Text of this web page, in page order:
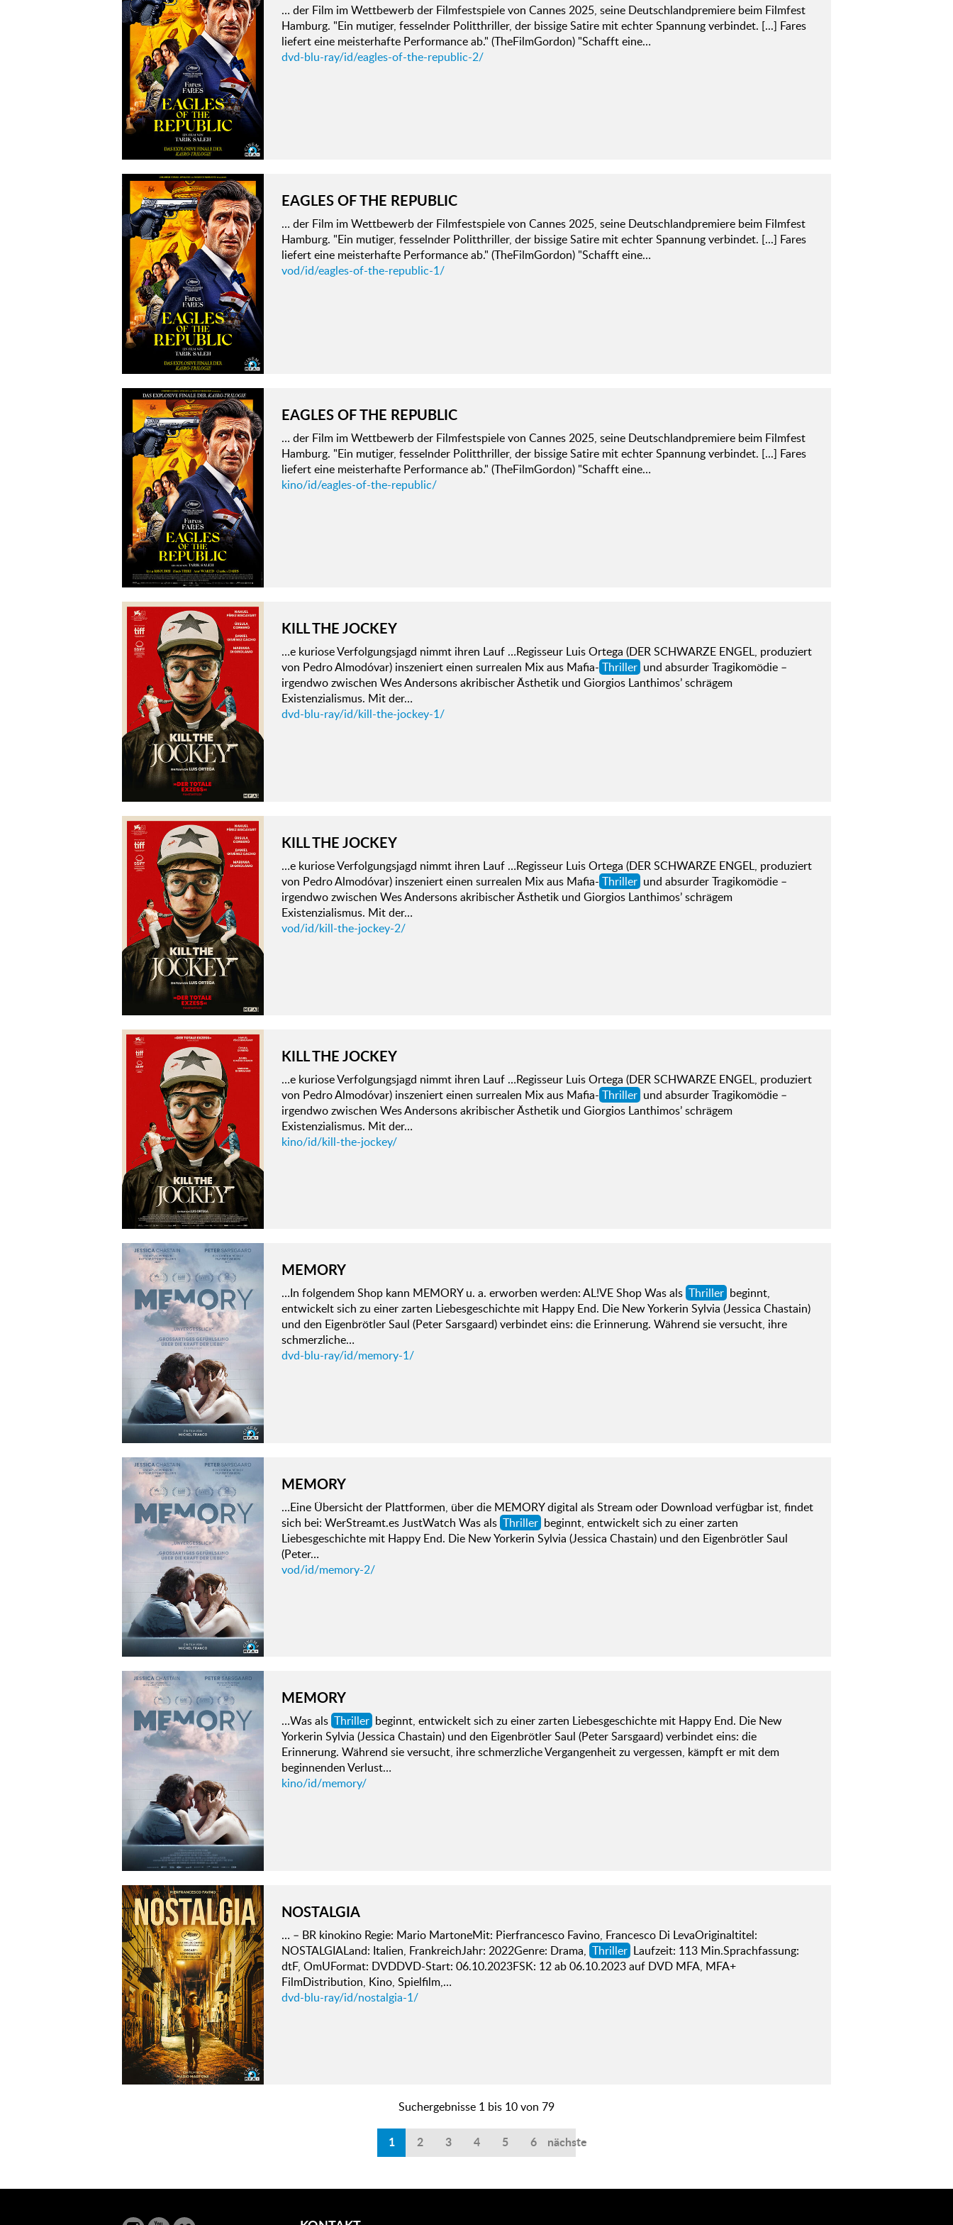
… der Film im Wettbewerb der Filmfestspiele von Cannes 2025, seine Deutschlandpremiere beim Filmfest
Hamburg. "Ein mutiger, fesselnder Politthriller, der bissige Satire mit echter Spannung verbindet. [...] Fares
liefert eine meisterhafte Performance ab." (TheFilmGordon) "Schafft eine…
dvd-blu-ray/id/eagles-of-the-republic-2/
EAGLES OF THE REPUBLIC
… der Film im Wettbewerb der Filmfestspiele von Cannes 2025, seine Deutschlandpremiere beim Filmfest
Hamburg. "Ein mutiger, fesselnder Politthriller, der bissige Satire mit echter Spannung verbindet. [...] Fares
liefert eine meisterhafte Performance ab." (TheFilmGordon) "Schafft eine…
vod/id/eagles-of-the-republic-1/
EAGLES OF THE REPUBLIC
… der Film im Wettbewerb der Filmfestspiele von Cannes 2025, seine Deutschlandpremiere beim Filmfest
Hamburg. "Ein mutiger, fesselnder Politthriller, der bissige Satire mit echter Spannung verbindet. [...] Fares
liefert eine meisterhafte Performance ab." (TheFilmGordon) "Schafft eine…
kino/id/eagles-of-the-republic/
KILL THE JOCKEY
…e kuriose Verfolgungsjagd nimmt ihren Lauf …Regisseur Luis Ortega (DER SCHWARZE ENGEL, produziert
von Pedro Almodóvar) inszeniert einen surrealen Mix aus Mafia- Thriller und absurder Tragikomödie –
irgendwo zwischen Wes Andersons akribischer Ästhetik und Giorgios Lanthimos’ schrägem
Existenzialismus. Mit der…
dvd-blu-ray/id/kill-the-jockey-1/
KILL THE JOCKEY
…e kuriose Verfolgungsjagd nimmt ihren Lauf …Regisseur Luis Ortega (DER SCHWARZE ENGEL, produziert
von Pedro Almodóvar) inszeniert einen surrealen Mix aus Mafia- Thriller und absurder Tragikomödie –
irgendwo zwischen Wes Andersons akribischer Ästhetik und Giorgios Lanthimos’ schrägem
Existenzialismus. Mit der…
vod/id/kill-the-jockey-2/
KILL THE JOCKEY
…e kuriose Verfolgungsjagd nimmt ihren Lauf …Regisseur Luis Ortega (DER SCHWARZE ENGEL, produziert
von Pedro Almodóvar) inszeniert einen surrealen Mix aus Mafia- Thriller und absurder Tragikomödie –
irgendwo zwischen Wes Andersons akribischer Ästhetik und Giorgios Lanthimos’ schrägem
Existenzialismus. Mit der…
kino/id/kill-the-jockey/
MEMORY
…In folgendem Shop kann MEMORY u. a. erworben werden: AL!VE Shop Was als Thriller beginnt,
entwickelt sich zu einer zarten Liebesgeschichte mit Happy End. Die New Yorkerin Sylvia (Jessica Chastain)
und den Eigenbrötler Saul (Peter Sarsgaard) verbindet eins: die Erinnerung. Während sie versucht, ihre
schmerzliche…
dvd-blu-ray/id/memory-1/
MEMORY
…Eine Übersicht der Plattformen, über die MEMORY digital als Stream oder Download verfügbar ist, findet
sich bei: WerStreamt.es JustWatch Was als Thriller beginnt, entwickelt sich zu einer zarten
Liebesgeschichte mit Happy End. Die New Yorkerin Sylvia (Jessica Chastain) und den Eigenbrötler Saul
(Peter…
vod/id/memory-2/
MEMORY
…Was als Thriller beginnt, entwickelt sich zu einer zarten Liebesgeschichte mit Happy End. Die New
Yorkerin Sylvia (Jessica Chastain) und den Eigenbrötler Saul (Peter Sarsgaard) verbindet eins: die
Erinnerung. Während sie versucht, ihre schmerzliche Vergangenheit zu vergessen, kämpft er mit dem
beginnenden Verlust…
kino/id/memory/
NOSTALGIA
… – BR kinokino Regie: Mario MartoneMit: Pierfrancesco Favino, Francesco Di LevaOriginaltitel:
NOSTALGIALand: Italien, FrankreichJahr: 2022Genre: Drama, Thriller Laufzeit: 113 Min.Sprachfassung:
dtF, OmUFormat: DVDDVD-Start: 06.10.2023FSK: 12 ab 06.10.2023 auf DVD MFA, MFA+
FilmDistribution, Kino, Spielfilm,…
dvd-blu-ray/id/nostalgia-1/
Suchergebnisse 1 bis 10 von 79
1 2 3 4 5 6 nächste